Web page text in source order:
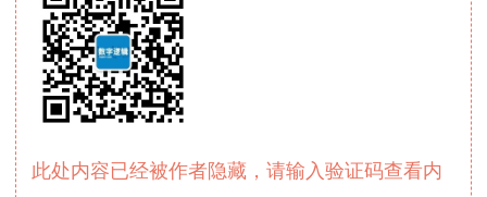
此处内容已经被作者隐藏，请输入验证码查看内